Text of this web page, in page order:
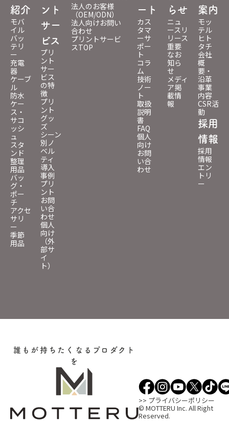
紹介
モバ
イル
バッ
テリ
ー
充電
器
ケーブ
ル
防水
ケー
ス・
サコ
ッシ
ュ
スタ
ンド
整理
用品
バッ
グ・
ポー
チ
アクセ
サリ
ー
季節
用品
ント
サー
ビス
プリ
ント
サー
ビス
の特
徴
プリ
ント
グッ
ズ
シーン
別ノ
ベル
ティ
導入
事例
プリ
ント
お問
い合
わせ
個人
向け
（外
部サ
イ
ト）
法人のお客様
（OEM/ODN）
法人向けお問い
合わせ
プリントサービ
スTOP
ート
カス
タマ
ーサ
ポー
ト
コラ
ム
技術
ノー
ト
取扱
説明
書
FAQ
個人
向け
お問
い合
わせ
らせ
ニュ
ースリ
リース
重要
なお
知ら
せ
メディ
ア掲
載情
報
案内
モッ
テル
ヒト
タチ
会社
概
要・
沿革
事業
内容
CSR活
動
採用
情報
採用
情報
エン
トリ
ー
誰もが持ちたくなるプロダクト
を
>> プライバシーポリシー
© MOTTERU Inc. All Right
Reserved.